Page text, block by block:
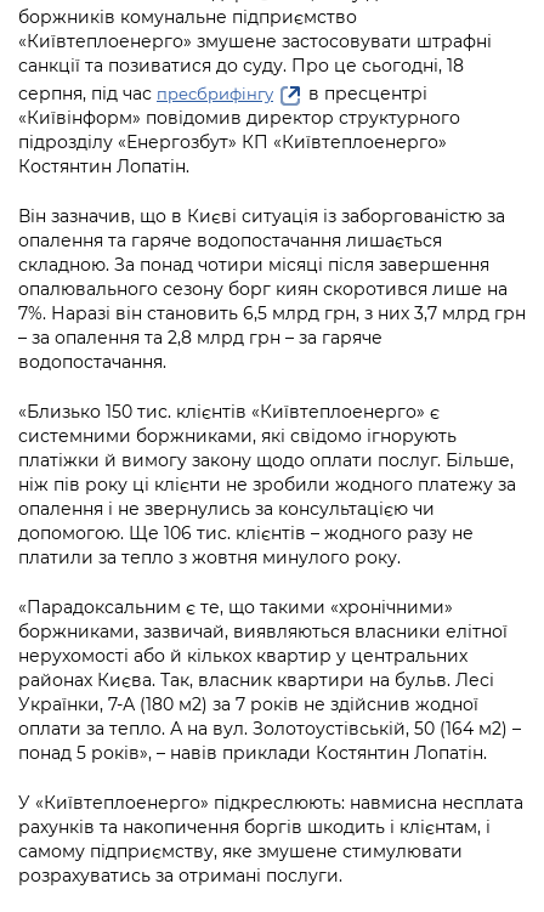
Підприємства, установи, організації
Kyiv International Relations
Річні звіти
Гендерна політика
Безбар'єрність
Київська міська військова адміністрація
Портал Захисників та Захисниць
Безбар'єрність
Портал послуг
Важливе під час воєнного стану
Уряд» – місцевий рівень»
Важливе під час воєнного стану
Про відкриті дані
Портал даних Києва
Публічні дашборди
боржників комунальне підприємство
«Київтеплоенерго» змушене застосовувати штрафні
санкції та позиватися до суду. Про це сьогодні, 18
серпня, під час пресбрифінгу
в пресцентрі
«Київінформ» повідомив директор структурного
підрозділу «Енергозбут» КП «Київтеплоенерго»
Костянтин Лопатін.
Він зазначив, що в Києві ситуація із заборгованістю за
опалення та гаряче водопостачання лишається
складною. За понад чотири місяці після завершення
опалювального сезону борг киян скоротився лише на
7%. Наразі він становить 6,5 млрд грн, з них 3,7 млрд грн
– за опалення та 2,8 млрд грн – за гаряче
водопостачання.
«Близько 150 тис. клієнтів «Київтеплоенерго» є
системними боржниками, які свідомо ігнорують
платіжки й вимогу закону щодо оплати послуг. Більше,
ніж пів року ці клієнти не зробили жодного платежу за
опалення і не звернулись за консультацією чи
допомогою. Ще 106 тис. клієнтів – жодного разу не
платили за тепло з жовтня минулого року.
«Парадоксальним є те, що такими «хронічними»
боржниками, зазвичай, виявляються власники елітної
нерухомості або й кількох квартир у центральних
районах Києва. Так, власник квартири на бульв. Лесі
Українки, 7-А (180 м2) за 7 років не здійснив жодної
оплати за тепло. А на вул. Золотоустівській, 50 (164 м2) –
понад 5 років», – навів приклади Костянтин Лопатін.
У «Київтеплоенерго» підкреслюють: навмисна несплата
рахунків та накопичення боргів шкодить і клієнтам, і
самому підприємству, яке змушене стимулювати
розрахуватись за отримані послуги.